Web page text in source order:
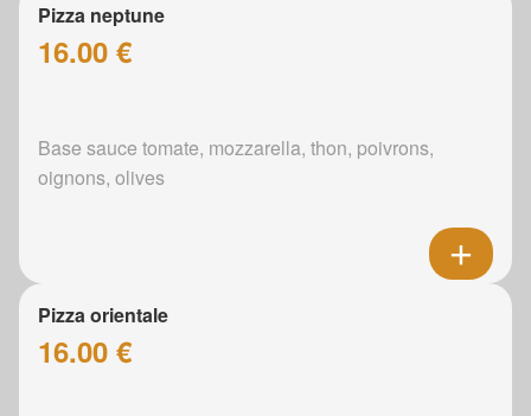
Pizza neptune
16.00 €
Base sauce tomate, mozzarella, thon, poivrons,
oignons, olives
Pizza orientale
16.00 €